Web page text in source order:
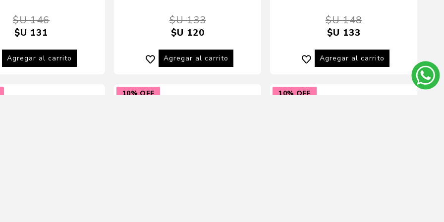
$U 146
$U 131
Agregar al carrito
$U 133
$U 120
Agregar al carrito
$U 148
$U 133
Agregar al carrito
10% OFF 10% OFF